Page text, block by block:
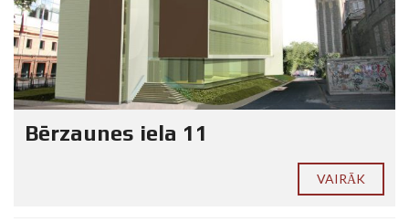
Bērzaunes iela 11
VAIRĀK